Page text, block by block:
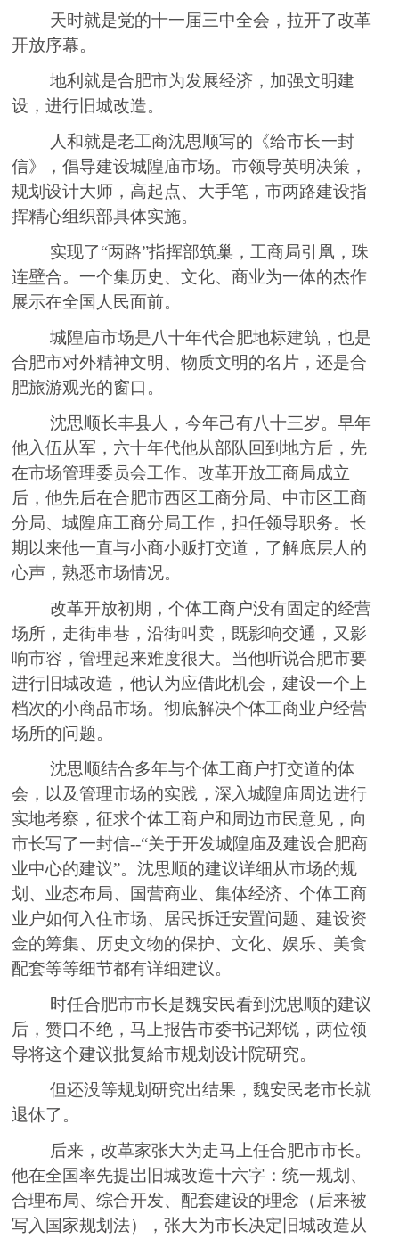
天时就是党的十一届三中全会，拉开了改革
开放序幕。
地利就是合肥市为发展经济，加强文明建
设，进行旧城改造。
人和就是老工商沈思顺写的 《给市长一封
信》 ，倡导建设城隍庙市场。市领导英明决策，
规划设计大师，高起点、 大手笔，市两路建设指
挥精心组织部具体实施。
实现了“两路”指挥部筑巢，工商局引凰，珠
连壁合。一个集历史 、文化、商业为一体的杰作
展示在全国人民面前。
城隍庙市场是八十年代合肥地标建筑，也是
合肥市对外精神文明 、物质文明的名片 ，还是合
肥旅游观光的窗口 。
沈思顺长丰县人，今年己有八十三岁。早年
他入伍从军，六十年代他从部队回到地方后 ， 先
在市场管理委员会工作。 改革开放工商局成立
后，他先后在合肥市西区工商分局、 中市区工商
分局、城隍庙工商分局工作 ，担任领导职务。长
期以来他一直与小商小贩打交道，了解底层人的
心声 ，熟悉市场情况。
改革开放初期，个体工商户没有固定的经营
场所，走街串巷，沿街叫卖，既影响交通，又影
响市容，管理起来难度很大。当他听说合肥市要
进行旧城改造，他认为应借此机会，建设一个上
档次的小商品市场。彻底解决个体工商业户经营
场所的问题。
沈思顺结合多年与个体工商户打交道的体
会， 以及管理市场的实践，深入城隍庙周边进行
实地考察，征求个体工商户和周边市民意见，向
市长写了一封信--“关于开发城隍庙及建设合肥商
业中心的建议”。沈思顺的建议详细从市场的规
划、业态布局、国营商业、集体经济、个体工商
业户如何入住市场、居民拆迁安置问题、建设资
金的筹集、历史文物的保护、文化、娱乐、美食
配套等等细节都有详细建议。
时任合肥市市长是魏安民看到沈思顺的建议
后，赞口不绝，马上报告市委书记郑锐，两位领
导将这个建议批复給市规划设计院研究。
但还没等规划研究出结果，魏安民老市长就
退休了。
后来， 改革家张大为走马上任合肥市市长。
他在全国率先提岀旧城改造十六字：统一规划、
合理布局、综合开发、配套建设的理念（后来被
写入国家规划法），张大为市长决定旧城改造从